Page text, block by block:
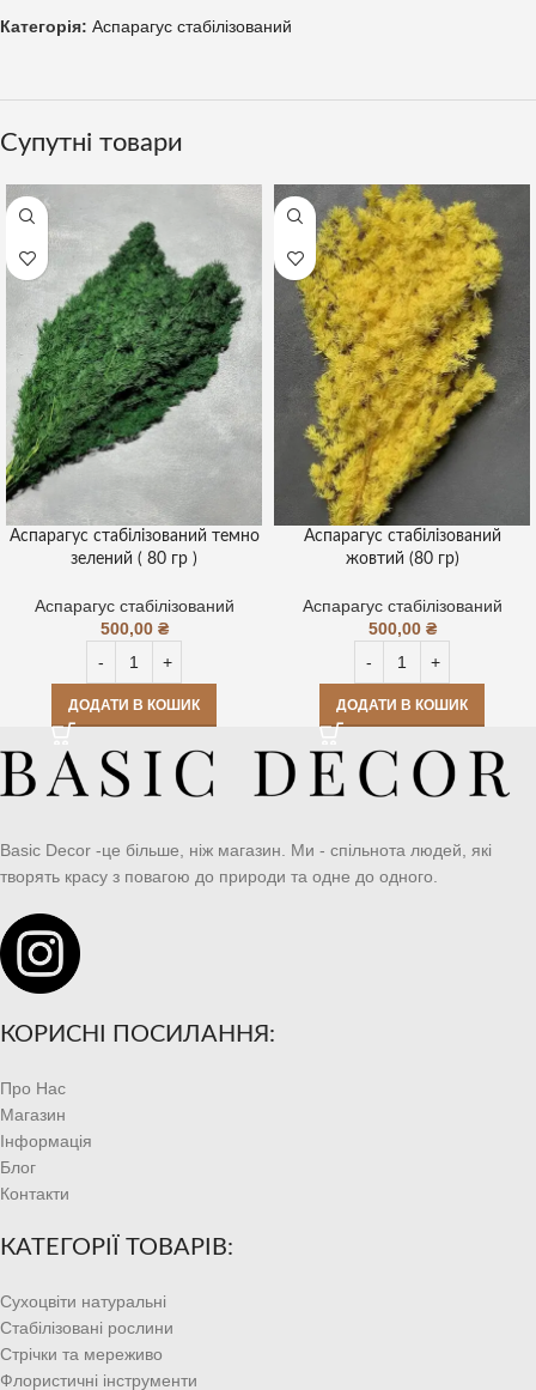
Категорія: Аспарагус стабілізований
Супутні товари
Аспарагус стабілізований темно
зелений ( 80 гр )
Аспарагус стабілізований
500,00 ₴
ДОДАТИ В КОШИК
Аспарагус стабілізований
жовтий (80 гр)
Аспарагус стабілізований
500,00 ₴
ДОДАТИ В КОШИК
Basic Decor -це більше, ніж магазин. Ми - спільнота людей, які
творять красу з повагою до природи та одне до одного.
КОРИСНІ ПОСИЛАННЯ:
Про Нас
Магазин
Інформація
Блог
Контакти
КАТЕГОРІЇ ТОВАРІВ:
Сухоцвіти натуральні
Стабілізовані рослини
Стрічки та мереживо
Флористичні інструменти